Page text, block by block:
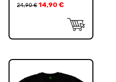
24,90€ 14,90 €